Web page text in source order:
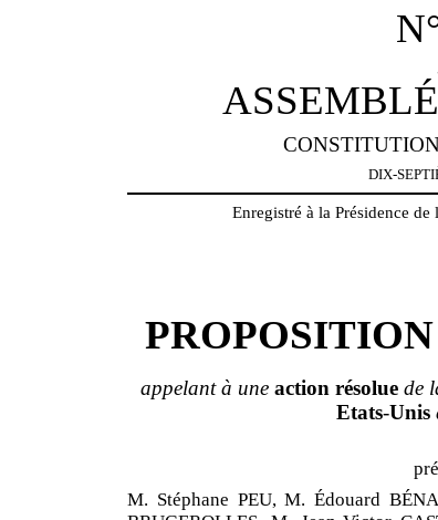
DIX-
Enregistré à la Présidence
appelant à une action résolue de
Etats-Unis
M. Stéphane PEU, M. Édouard